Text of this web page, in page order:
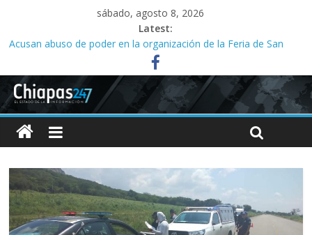
sábado, agosto 8, 2026
Latest:
Acusan abuso de poder en la organización de la Feria de San
Roque; señalan vínculos con el alcalde Ángel Torres
Ministeriales irrumpen a la fuerza en Casa del Migrante;
presbítero exige a la FGE investigar
Acusan a la SMyT de solapar corrupción en el transporte de la
capital
Familias acusan años de retrasos en investigaciones por abuso
sexual infantil
Tres meses sin agua desatan protesta en Yajalón